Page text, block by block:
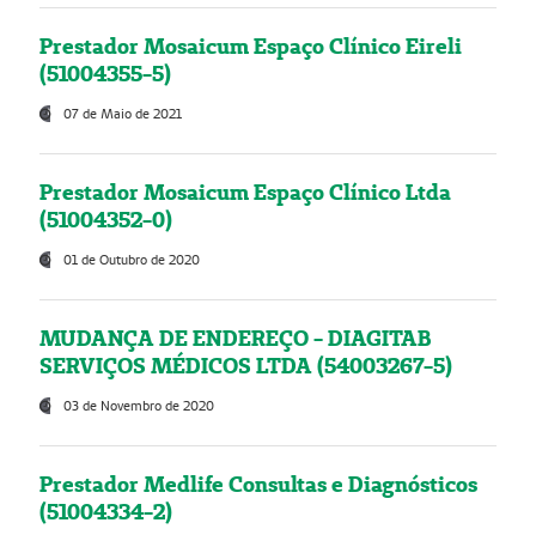
Prestador Mosaicum Espaço Clínico Eireli
(51004355-5)
07 de Maio de 2021
Prestador Mosaicum Espaço Clínico Ltda
(51004352-0)
01 de Outubro de 2020
MUDANÇA DE ENDEREÇO - DIAGITAB
SERVIÇOS MÉDICOS LTDA (54003267-5)
03 de Novembro de 2020
Prestador Medlife Consultas e Diagnósticos
(51004334-2)